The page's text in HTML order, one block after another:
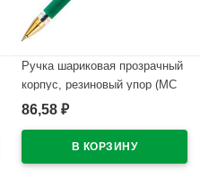
Ручка шариковая прозрачный
корпус, резиновый упор (MC
Gold) зеленый, 0,5мм, масло
86,58 ₽